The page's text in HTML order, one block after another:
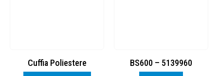
Cuffia Poliestere BS600 – 5139960